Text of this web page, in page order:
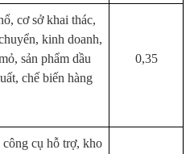
cơ sở khai thác,
kinh doanh,
sản phẩm dầu
chế biến hàng
0,35
cụ hỗ trợ, kho